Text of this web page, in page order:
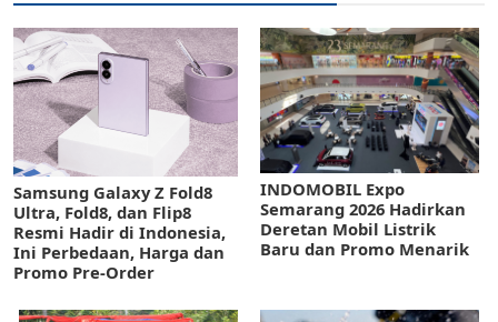
Samsung Galaxy Z Fold8
Ultra, Fold8, dan Flip8
Resmi Hadir di Indonesia,
Ini Perbedaan, Harga dan
Promo Pre-Order
INDOMOBIL Expo
Semarang 2026 Hadirkan
Deretan Mobil Listrik
Baru dan Promo Menarik